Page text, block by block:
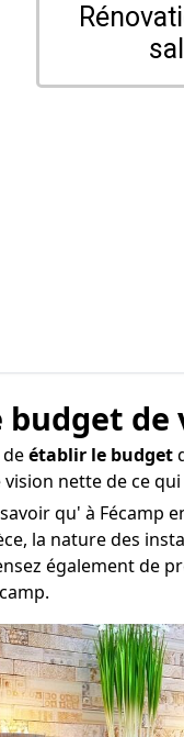
budget
établir le budget
nette de ce
qu' à Fécamp
la nature des
également de